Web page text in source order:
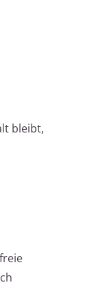
bleibt,